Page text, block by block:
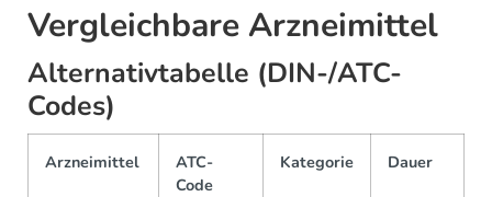
Vergleichbare Arzneimittel
Alternativtabelle (DIN-/ATC-
Codes)
Arzneimittel
ATC-
Code
Kategorie Dauer